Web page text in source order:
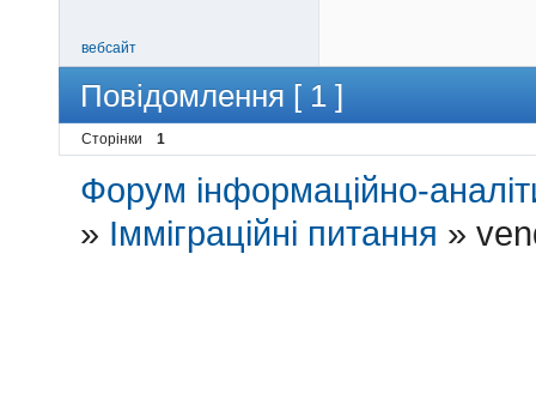
вебсайт
Повідомлення [ 1 ]
Сторінки 1
Форум інформаційно-
» Імміграційні питання »